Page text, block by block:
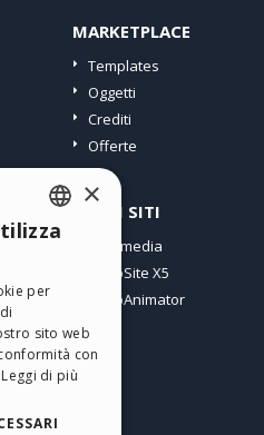
MARKETPLACE
Templates
Oggetti
Crediti
Offerte
ALTRI SITI
Incomedia
WebSite X5
WebAnimator
ENGLISH
SPANISH
PORTUGUESE
POLISH
×
per
sito web
con
Leggi di più